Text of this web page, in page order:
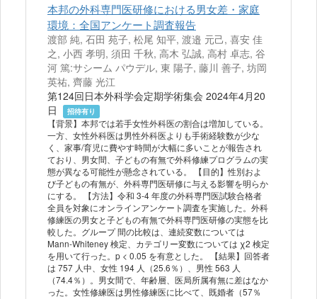
本邦の外科専門医研修における男女差・家庭
環境：全国アンケート調査報告
渡部 純, 石田 苑子, 松尾 知平, 渡邉 元己, 喜安 佳
之, 小西 孝明, 須田 千秋, 高木 弘誠, 高村 卓志, 谷
河 篤:サシーム パウデル, 東 陽子, 藤川 善子, 坊岡
英祐, 齊藤 光江
第124回日本外科学会定期学術集会 2024年4月20
日
招待有り
【背景】本邦では若手女性外科医の割合は増加している。
一方、女性外科医は男性外科医よりも手術経験数が少な
く、家事/育児に費やす時間が大幅に多いことが報告され
ており、男女間、子どもの有無で外科修練プログラムの実
態が異なる可能性が懸念されている。 【目的】性別およ
び子どもの有無が、外科専門医研修に与える影響を明らか
にする。 【方法】令和 3-4 年度の外科専門医試験合格者
全員を対象にオンラインアンケート調査を実施した。外科
修練医の男女と子どもの有無で外科専門医研修の実態を比
較した。グループ 間の比較は、連続変数については
Mann-Whiteney 検定、カテゴリー変数については χ2 検定
を用いて行った。p < 0.05 を有意とした。 【結果】回答者
は 757 人中、女性 194 人（25.6％）、男性 563 人
（74.4％）。男女間で、年齢層、医局所属有無に差はなか
った。女性修練医は男性修練医に比べて、既婚者（57％